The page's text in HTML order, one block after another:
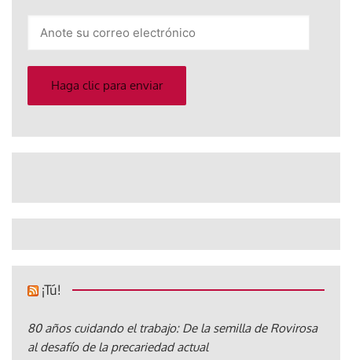
electrónico
Haga clic para enviar
¡Tú!
80 años cuidando el trabajo: De la semilla de Rovirosa
al desafío de la precariedad actual